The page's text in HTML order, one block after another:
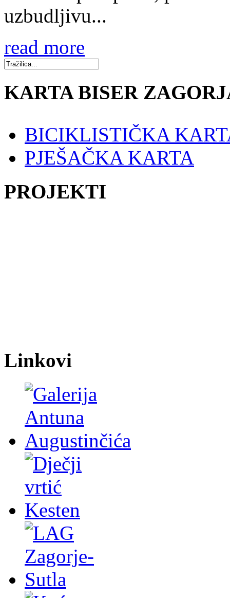
uzbudljivu...
read more
KARTA BISER
BICIKLISTIČKA
PJEŠAČKA KARTA
PROJEKTI
Linkovi